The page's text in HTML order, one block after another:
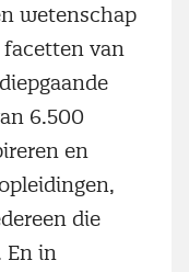
wetenschap
van
6.500
en
die
En in